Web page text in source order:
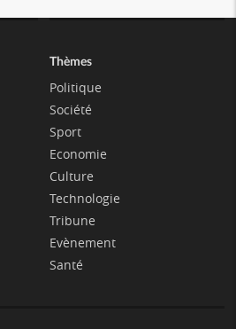
Thèmes
Politique
Société
Sport
Economie
Culture
Technologie
Tribune
Evènement
Santé